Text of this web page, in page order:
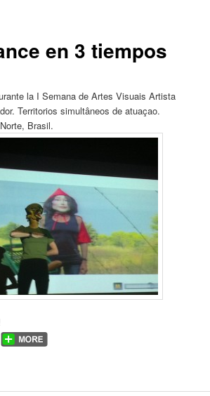
en 3 tiempos
la I Semana de Artes Visuais Artista
Territorios simultâneos de atuaçao.
Brasil.